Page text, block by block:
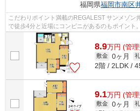
福岡県福岡市南区
こだわりポイント満載のREGALEST サンメゾン
で徒歩4分と近場にコンビニがあるのもポイント
交通の利便性が良いのが魅力です。こち...
8.9万円 (管
敷金 0ヶ月
2階 / 2LDK /
9.1万円 (管
敷金 0ヶ月